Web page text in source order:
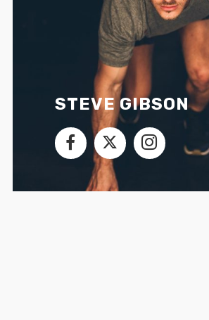
STEVE GIBSON